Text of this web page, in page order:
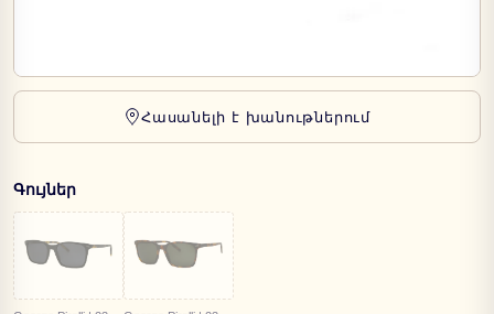
Հասանելի է խանութներում
Գույներ